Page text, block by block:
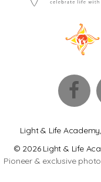
Light & Life
© 2026 Light & Life
Pioneer & exclusive